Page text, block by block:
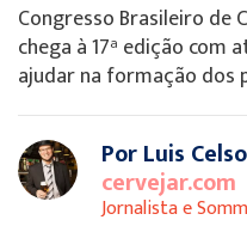
Congresso Brasileiro de
chega à 17ª edição com
ajudar na formação dos
Por Luis
cervejar.com
Jornalista e